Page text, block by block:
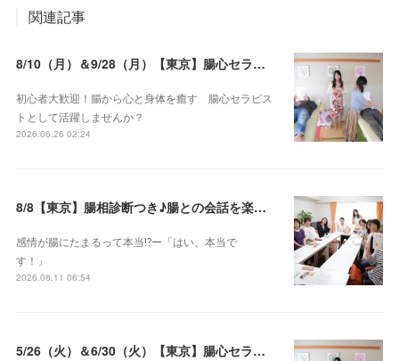
関連記事
8/10（月）＆9/28（月）【東京】腸心セラピスト養成コース《２日間コース》開講決定
初心者大歓迎！腸から心と身体を癒す 腸心セラピス
トとして活躍しませんか？
2026.06.26 02:24
8/8【東京】腸相診断つき♪腸との会話を楽しむ♡腸心セラピー♪お試し体験会
感情が腸にたまるって本当⁉️ー「はい、本当で
す！」
2026.06.11 06:54
5/26（火）＆6/30（火）【東京】腸心セラピスト養成コース《２日間コース》開講決定